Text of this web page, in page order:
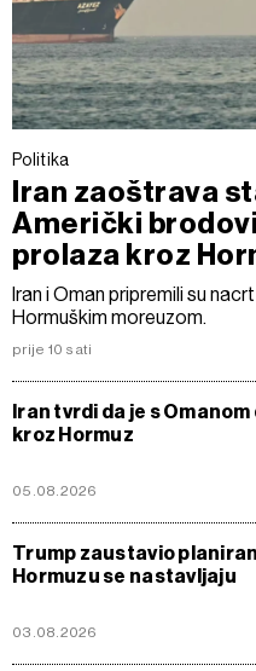
Politika
Iran zaoštrava
Američki
prolaza kroz
Iran i Oman pripremili su
Hormuškim moreuzom.
prije 10 sati
Iran tvrdi da je s
kroz Hormuz
05.08.2026
Trump zaustavio
Hormuzu se nastavljaju
03.08.2026